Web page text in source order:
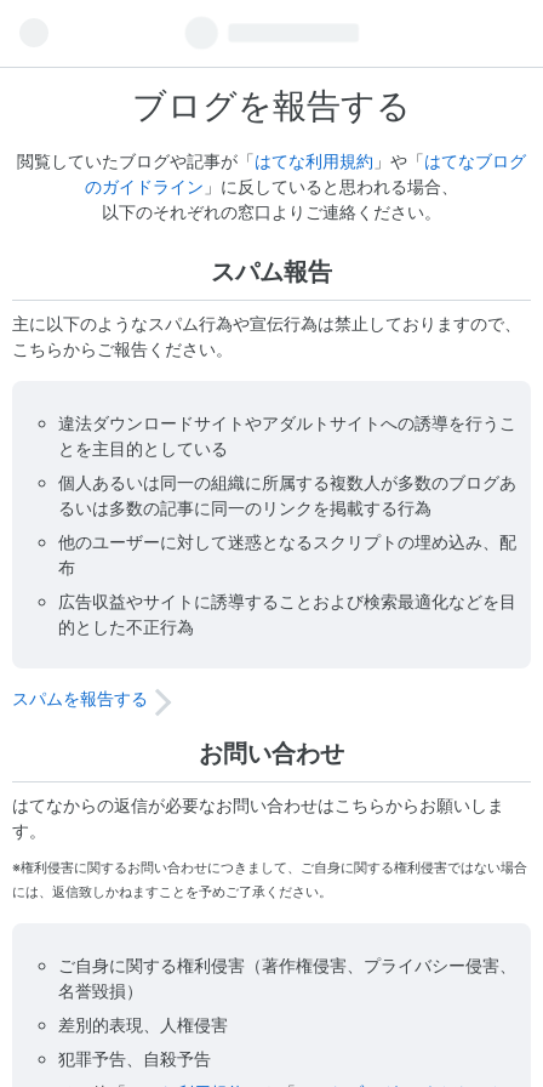
ブログを報告する
閲覧していたブログや記事が「はてな利用規約 」や「はてなブログ
のガイドライン 」に反していると思われる場合、
以下のそれぞれの窓口よりご連絡ください。
スパム報告
主に以下のようなスパム行為や宣伝行為は禁止しておりますので、
こちらからご報告ください。
違法ダウンロードサイトやアダルトサイトへの誘導を行うこ
とを主目的としている
個人あるいは同一の組織に所属する複数人が多数のブログあ
るいは多数の記事に同一のリンクを掲載する行為
他のユーザーに対して迷惑となるスクリプトの埋め込み、配
布
広告収益やサイトに誘導することおよび検索最適化などを目
的とした不正行為
スパムを報告する
お問い合わせ
はてなからの返信が必要なお問い合わせはこちらからお願いしま
す。
※権利侵害に関するお問い合わせにつきまして、ご自身に関する権利侵害ではない場合
には、返信致しかねますことを予めご了承ください。
ご自身に関する権利侵害（著作権侵害、プライバシー侵害、
名誉毀損）
差別的表現、人権侵害
犯罪予告、自殺予告